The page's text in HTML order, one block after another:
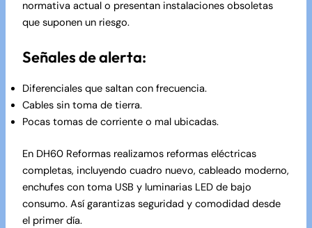
normativa actual o presentan instalaciones obsoletas
que suponen un riesgo.
Señales de alerta:
Diferenciales que saltan con frecuencia.
Cables sin toma de tierra.
Pocas tomas de corriente o mal ubicadas.
En DH60 Reformasrealizamos reformas eléctricas
completas, incluyendo cuadro nuevo, cableado moderno,
enchufes con toma USB y luminarias LED de bajo
consumo. Así garantizas seguridad y comodidad desde
el primer día.